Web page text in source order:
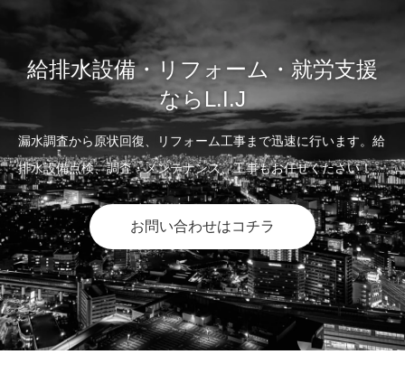
給排水設備・リフォーム・就労支援
ならL.I.J
漏水調査から原状回復、リフォーム工事まで迅速に行います。給
排水設備点検、調査・メンテナンス、工事もお任せください！
お問い合わせはコチラ